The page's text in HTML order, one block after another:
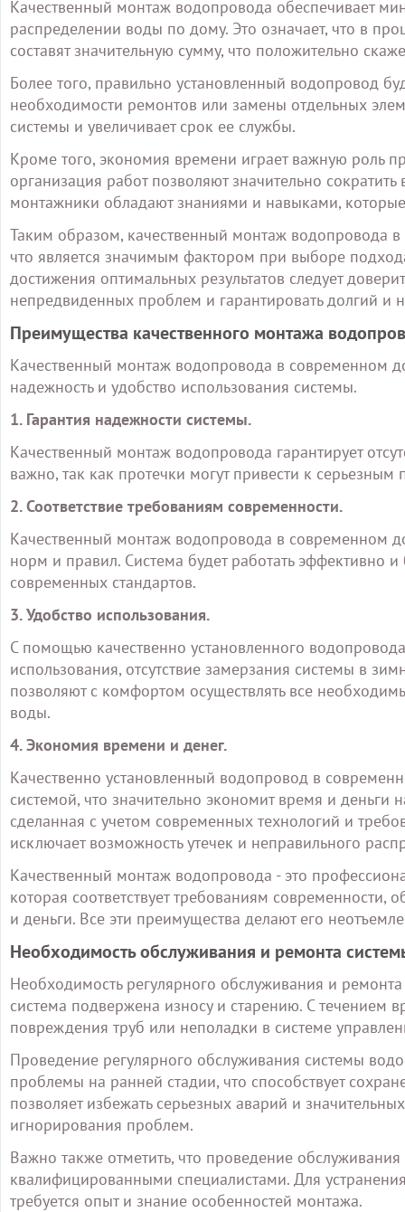
Качественный монтаж водопровода обеспечивает
распределении воды по дому. Это означает, что в
составят значительную сумму, что положительно
Более того, правильно установленный водопровод
необходимости ремонтов или замены отдельных
системы и увеличивает срок ее службы.
Кроме того, экономия времени играет важную роль
организация работ позволяют значительно
монтажники обладают знаниями и навыками,
Таким образом, качественный монтаж водопровода
что является значимым фактором при выборе
достижения оптимальных результатов следует
непредвиденных проблем и гарантировать долгий
Преимущества качественного монтажа
Качественный монтаж водопровода в современном
надежность и удобство использования системы.
1. Гарантия надежности системы.
Качественный монтаж водопровода гарантирует
важно, так как протечки могут привести к
2. Соответствие требованиям современности.
Качественный монтаж водопровода в современном
норм и правил. Система будет работать эффективно
современных стандартов.
3. Удобство использования.
С помощью качественно установленного
использования, отсутствие замерзания системы в
позволяют с комфортом осуществлять все
воды.
4. Экономия времени и денег.
Качественно установленный водопровод в
системой, что значительно экономит время и деньги
сделанная с учетом современных технологий и
исключает возможность утечек и неправильного
Качественный монтаж водопровода - это
которая соответствует требованиям
и деньги. Все эти преимущества делают его
Необходимость обслуживания и ремонта
Необходимость регулярного обслуживания и
система подвержена износу и старению. С течением
повреждения труб или неполадки в системе
Проведение регулярного обслуживания системы
проблемы на ранней стадии, что способствует
позволяет избежать серьезных аварий и
игнорирования проблем.
Важно также отметить, что проведение
квалифицированными специалистами. Для
требуется опыт и знание особенностей монтажа.